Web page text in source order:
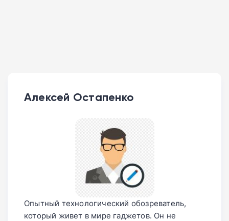
Алексей Остапенко
Опытный технологический обозреватель,
который живет в мире гаджетов. Он не